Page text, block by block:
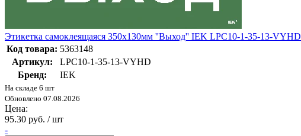
Этикетка самоклеящаяся 350х130мм ''Выход'' IEK LPC10-1-35-13-VYHD
Код товара: 5363148
Артикул:
LPC10-1-35-13-VYHD
Бренд:
IEK
На складе 6 шт
Обновлено 07.08.2026
Цена:
95.30 руб. / шт
-